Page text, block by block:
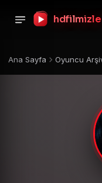
hdfilmizle
Ana Sayfa Oyuncu